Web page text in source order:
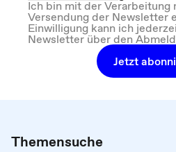
Ich bin mit der Verarbeitung
Versendung der Newsletter
Einwilligung kann ich
Newsletter über den
Jetzt
Themensuche